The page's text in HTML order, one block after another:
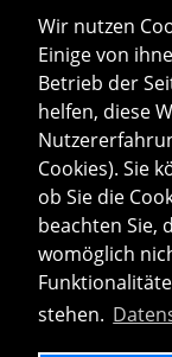
Wir nutzen
Einige von
Betrieb der
helfen, diese
Cookies). Sie
ob Sie die
beachten Sie,
womöglich
stehen.
Spenden und
Sparda-Bank München
IBAN
DE13
Infos zu
Vorstand
Infos zur